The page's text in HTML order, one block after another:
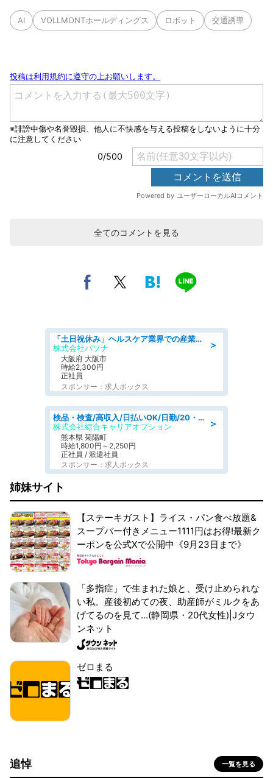
AI VOLLMONTホールディングス ロボット 交通誘導
全てのコメントを見る
＞
「土日祝休み」ヘルスケア業界での産業保健師業務/看護師/高時給/要資格:正看護師
株式会社パソナ
大阪府 大阪市
時給2,300円
正社員
スポンサー：求人ボックス
＞
検品・検査/高収入/日払いOK/日勤/20・30・40代活躍中/製造 工場
株式会社綜合キャリアオプション
熊本県 菊陽町
時給1,800円～2,250円
正社員 / 派遣社員
スポンサー：求人ボックス
姉妹サイト
【ステーキガスト】ライス・パン食べ放題&
スープバー付きメニュー1111円はお得!最新ク
ーポンを公式Xで公開中《9月23日まで》
「多指症」で生まれた娘と、受け止められな
い私。産後初めての夜、助産師がミルクをあ
げてるのを見て...(静岡県・20代女性)|Jタウ
ンネット
ゼロまる
追悼 一覧を見る